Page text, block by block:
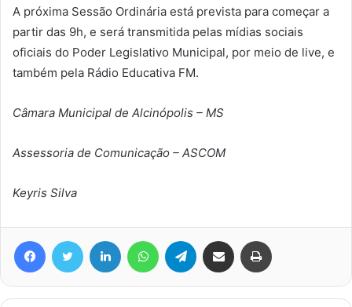
A próxima Sessão Ordinária está prevista para começar a
partir das 9h, e será transmitida pelas mídias sociais
oficiais do Poder Legislativo Municipal, por meio de live, e
também pela Rádio Educativa FM.
Câmara Municipal de Alcinópolis – MS
Assessoria de Comunicação – ASCOM
Keyris Silva
FacebookTwitter Linkedin WhatsAppTelegram Compartilhar via e-mail